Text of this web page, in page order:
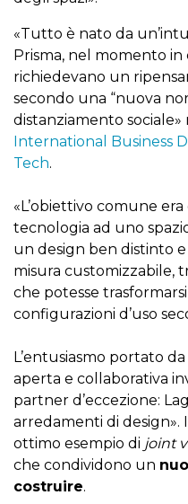
«Tutto è nato da
Prisma, nel momento in
richiedevano un
secondo una “nuova
distanziamento sociale»
International Business
Tech.
«L’obiettivo comune
tecnologia ad uno
un design ben distinto
misura customizzabile,
che potesse
configurazioni d’uso
L’entusiasmo portato
aperta e collaborativa
partner d’eccezione:
arredamenti di design».
ottimo esempio di joint
che condividono un
costruire.